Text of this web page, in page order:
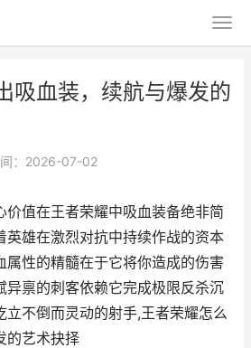
吸血装，续航与爆发的
：2026-07-02
价值在王者荣耀中吸血装备绝非简
英雄在激烈对抗中持续作战的资本
属性的精髓在于它将你造成的伤害
异禀的刺客依赖它完成极限反杀沉
立不倒而灵动的射手,王者荣耀怎么
的艺术抉择